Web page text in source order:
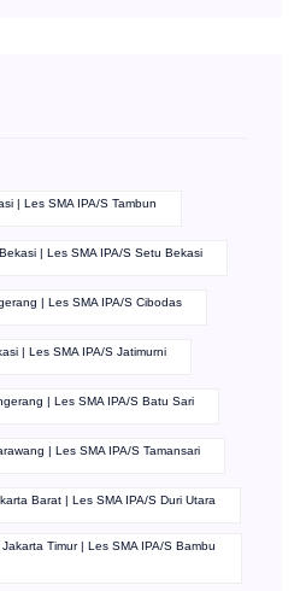
| Les SMA IPA/S Tambun
| Les SMA IPA/S Setu Bekasi
| Les SMA IPA/S Cibodas
| Les SMA IPA/S Jatimurni
| Les SMA IPA/S Batu Sari
| Les SMA IPA/S Tamansari
Barat | Les SMA IPA/S Duri Utara
Timur | Les SMA IPA/S Bambu